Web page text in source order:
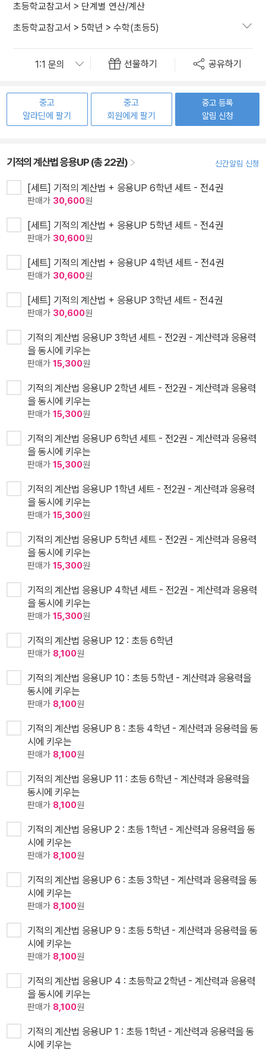
초등학교참고서 > 단계별 연산/계산
초등학교참고서 > 5학년 > 수학(초등5)
선물하기 공유하기
중고
알라딘에 팔기
중고
회원에게 팔기
중고 등록
알림 신청
기적의 계산법 응용UP (총 22권) 신간알림 신청
[세트] 기적의 계산법 + 응용UP 6학년 세트 - 전4권
판매가 30,600원
[세트] 기적의 계산법 + 응용UP 5학년 세트 - 전4권
판매가 30,600원
[세트] 기적의 계산법 + 응용UP 4학년 세트 - 전4권
판매가 30,600원
[세트] 기적의 계산법 + 응용UP 3학년 세트 - 전4권
판매가 30,600원
기적의 계산법 응용UP 3학년 세트 - 전2권 - 계산력과 응용력
을 동시에 키우는
판매가 15,300원
기적의 계산법 응용UP 2학년 세트 - 전2권 - 계산력과 응용력
을 동시에 키우는
판매가 15,300원
기적의 계산법 응용UP 6학년 세트 - 전2권 - 계산력과 응용력
을 동시에 키우는
판매가 15,300원
기적의 계산법 응용UP 1학년 세트 - 전2권 - 계산력과 응용력
을 동시에 키우는
판매가 15,300원
기적의 계산법 응용UP 5학년 세트 - 전2권 - 계산력과 응용력
을 동시에 키우는
판매가 15,300원
기적의 계산법 응용UP 4학년 세트 - 전2권 - 계산력과 응용력
을 동시에 키우는
판매가 15,300원
기적의 계산법 응용UP 12 : 초등 6학년
판매가 8,100원
기적의 계산법 응용UP 10 : 초등 5학년 - 계산력과 응용력을
동시에 키우는
판매가 8,100원
기적의 계산법 응용UP 8 : 초등 4학년 - 계산력과 응용력을 동
시에 키우는
판매가 8,100원
기적의 계산법 응용UP 11 : 초등 6학년 - 계산력과 응용력을
동시에 키우는
판매가 8,100원
기적의 계산법 응용UP 2 : 초등 1학년 - 계산력과 응용력을 동
시에 키우는
판매가 8,100원
기적의 계산법 응용UP 6 : 초등 3학년 - 계산력과 응용력을 동
시에 키우는
판매가 8,100원
기적의 계산법 응용UP 9 : 초등 5학년 - 계산력과 응용력을 동
시에 키우는
판매가 8,100원
기적의 계산법 응용UP 4 : 초등학교 2학년 - 계산력과 응용력
을 동시에 키우는
판매가 8,100원
기적의 계산법 응용UP 1 : 초등 1학년 - 계산력과 응용력을 동
시에 키우는